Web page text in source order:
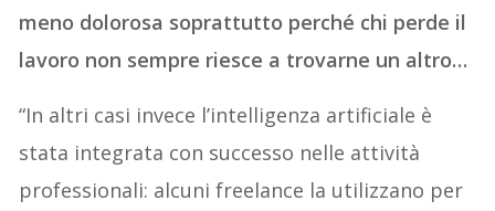
meno dolorosa soprattutto perché chi perde il
lavoro non sempre riesce a trovarne un altro…
“In altri casi invece l’intelligenza artificiale è
stata integrata con successo nelle attività
professionali: alcuni freelance la utilizzano per